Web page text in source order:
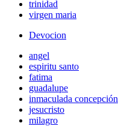
trinidad
virgen maria
Devocion
angel
espiritu santo
fatima
guadalupe
inmaculada concepción
jesucristo
milagro